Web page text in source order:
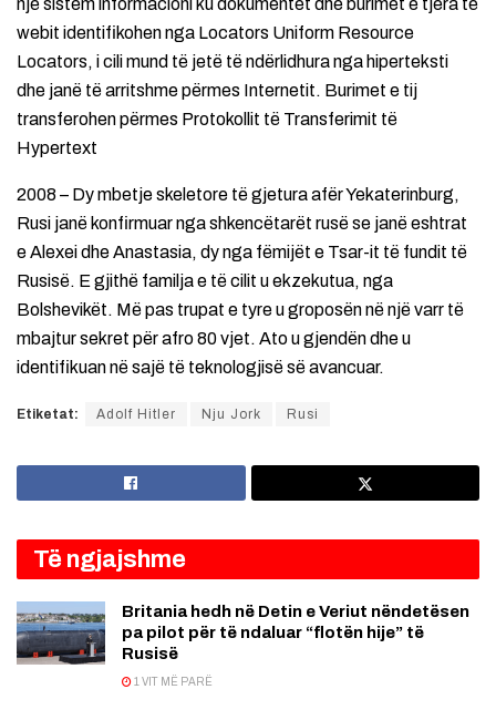
webit identifikohen nga Locators Uniform Resource
Locators, i cili mund të jetë të ndërlidhura nga hiperteksti
dhe janë të arritshme përmes Internetit. Burimet e tij
transferohen përmes Protokollit të Transferimit të
Hypertext
2008 – Dy mbetje skeletore të gjetura afër Yekaterinburg,
Rusi janë konfirmuar nga shkencëtarët rusë se janë eshtrat
e Alexei dhe Anastasia, dy nga fëmijët e Tsar-it të fundit të
Rusisë. E gjithë familja e të cilit u ekzekutua, nga
Bolshevikët. Më pas trupat e tyre u groposën në një varr të
mbajtur sekret për afro 80 vjet. Ato u gjendën dhe u
identifikuan në sajë të teknologjisë së avancuar.
Etiketat: Adolf Hitler Nju Jork Rusi
Të ngjajshme
Britania hedh në Detin e Veriut nëndetësen
pa pilot për të ndaluar “flotën hije” të
Rusisë
1 VIT MË PARË